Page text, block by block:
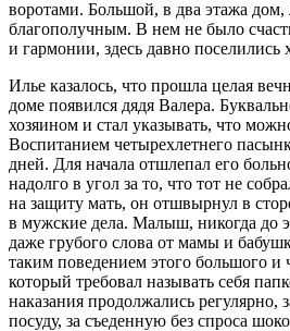
воротами. Большой, в два этажа дом,
благополучным. В нем не было
и гармонии, здесь давно поселились
Илье казалось, что прошла целая
доме появился дядя Валера.
хозяином и стал указывать, что
Воспитанием четырехлетнего
дней. Для начала отшлепал его
надолго в угол за то, что тот не
на защиту мать, он отшвырнул в
в мужские дела. Малыш, никогда до
даже грубого слова от мамы и
таким поведением этого большого и
который требовал называть себя
наказания продолжались регулярно,
посуду, за съеденную без спроса